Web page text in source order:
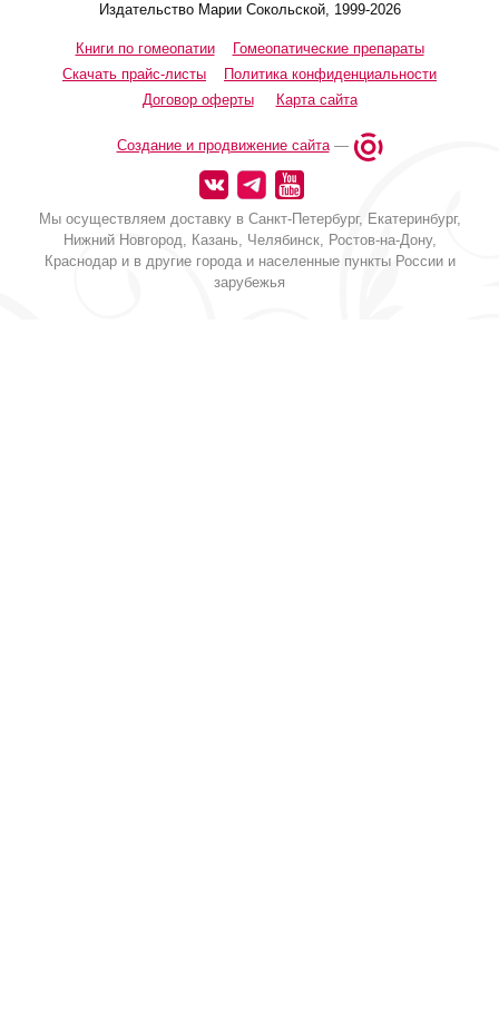
Издательство Марии Сокольской, 1999-2026
Книги по гомеопатии
Гомеопатические препараты
Скачать прайс-листы
Политика конфиденциальности
Договор оферты
Карта сайта
Создание и продвижение сайта—
Мы осуществляем доставку в Санкт-Петербург, Екатеринбург,
Нижний Новгород, Казань, Челябинск, Ростов-на-Дону,
Краснодар и в другие города и населенные пункты России и
зарубежья